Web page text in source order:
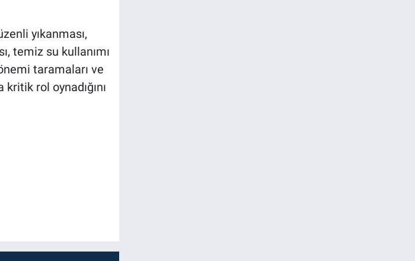
yıkanması,
temiz su kullanımı
taramaları ve
rol oynadığını